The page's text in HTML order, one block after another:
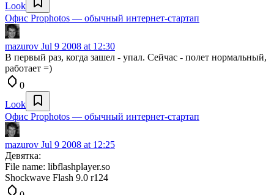
Look
Офис Prophotos — обычный интернет-стартап
mazurov Jul 9 2008 at 12:30
В первый раз, когда зашел - упал. Сейчас - полет нормальный,
работает =)
0
Look
Офис Prophotos — обычный интернет-стартап
mazurov Jul 9 2008 at 12:25
Девятка:
File name: libflashplayer.so
Shockwave Flash 9.0 r124